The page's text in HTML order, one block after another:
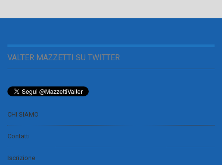
VALTER MAZZETTI SU TWITTER
CHI SIAMO
Contatti
Iscrizione